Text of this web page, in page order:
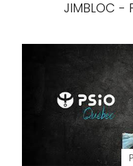
JIMBLOC -